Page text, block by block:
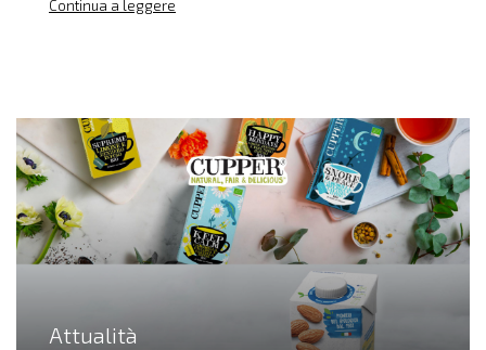
Continua a leggere
Attualità